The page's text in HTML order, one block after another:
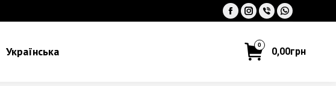
Facebook
Instagram
ViberWhatsapp
Українська 0,00грн
0